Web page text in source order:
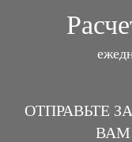
ОТПРАВЬТЕ
ВАМ